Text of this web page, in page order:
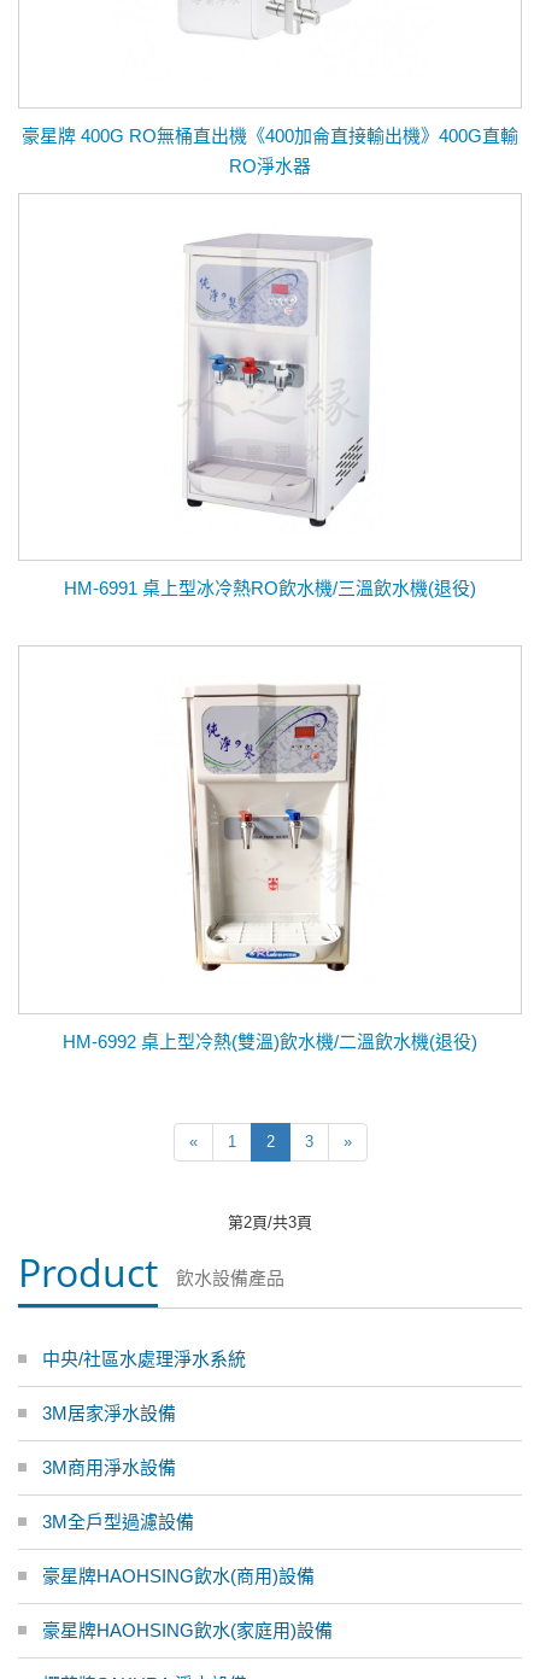
豪星牌 400G RO無桶直出機《400加侖直接輸出機》400G直輸
RO淨水器
HM-6991 桌上型冰冷熱RO飲水機/三溫飲水機(退役)
HM-6992 桌上型冷熱(雙溫)飲水機/二溫飲水機(退役)
« 1 2 3 »
第2頁/共3頁
Product 飲水設備產品
中央/社區水處理淨水系統
3M居家淨水設備
3M商用淨水設備
3M全戶型過濾設備
豪星牌HAOHSING飲水(商用)設備
豪星牌HAOHSING飲水(家庭用)設備